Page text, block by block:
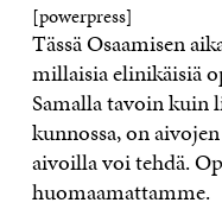
[powerpress]
Tässä Osaamisen
millaisia elinikäisiä
Samalla tavoin kuin
kunnossa, on
aivoilla voi tehdä.
huomaamattamme.